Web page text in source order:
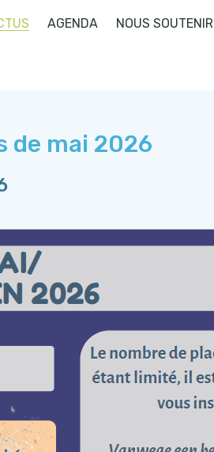
AGENDA NOUS SOUTENIR
de mai 2026